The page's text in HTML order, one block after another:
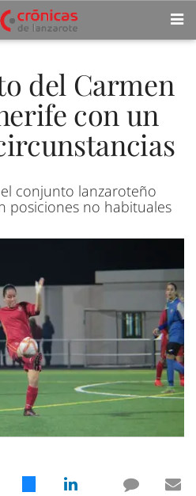
del Carmen
con un
conjunto lanzaroteño
posiciones no habituales